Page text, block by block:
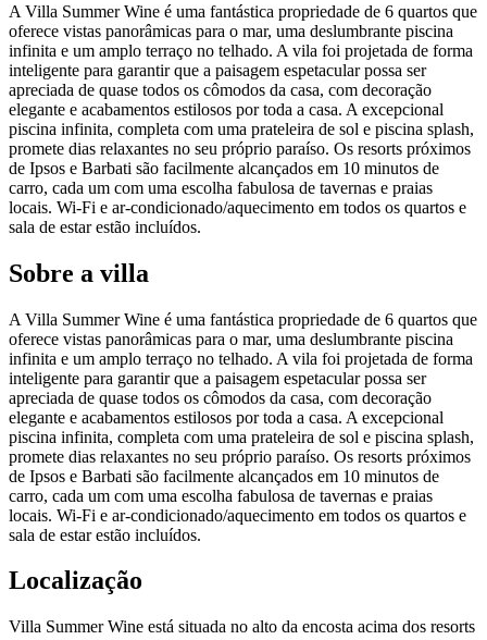
A Villa Summer Wine é uma fantástica propriedade de 6 quartos que
oferece vistas panorâmicas para o mar, uma deslumbrante piscina
infinita e um amplo terraço no telhado. A vila foi projetada de forma
inteligente para garantir que a paisagem espetacular possa ser
apreciada de quase todos os cômodos da casa, com decoração
elegante e acabamentos estilosos por toda a casa. A excepcional
piscina infinita, completa com uma prateleira de sol e piscina splash,
promete dias relaxantes no seu próprio paraíso. Os resorts próximos
de Ipsos e Barbati são facilmente alcançados em 10 minutos de
carro, cada um com uma escolha fabulosa de tavernas e praias
locais. Wi-Fi e ar-condicionado/aquecimento em todos os quartos e
sala de estar estão incluídos.
Sobre a villa
A Villa Summer Wine é uma fantástica propriedade de 6 quartos que
oferece vistas panorâmicas para o mar, uma deslumbrante piscina
infinita e um amplo terraço no telhado. A vila foi projetada de forma
inteligente para garantir que a paisagem espetacular possa ser
apreciada de quase todos os cômodos da casa, com decoração
elegante e acabamentos estilosos por toda a casa. A excepcional
piscina infinita, completa com uma prateleira de sol e piscina splash,
promete dias relaxantes no seu próprio paraíso. Os resorts próximos
de Ipsos e Barbati são facilmente alcançados em 10 minutos de
carro, cada um com uma escolha fabulosa de tavernas e praias
locais. Wi-Fi e ar-condicionado/aquecimento em todos os quartos e
sala de estar estão incluídos.
Localização
Villa Summer Wine está situada no alto da encosta acima dos resorts